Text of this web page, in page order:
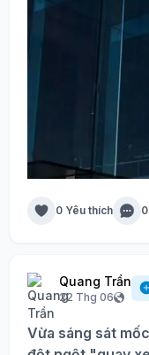
0 Yêu thích
Quang Trần
22 Thg 06
Vừa sáng sát